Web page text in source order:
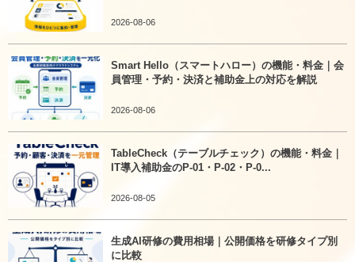
2026-08-06
Smart Hello（スマートハロー）の機能・料金｜会
員管理・予約・決済と補助金上の対応を解説
2026-08-06
TableCheck（テーブルチェック）の機能・料金｜
IT導入補助金のP-01・P-02・P-0...
2026-08-05
生成AI研修の費用相場｜公開価格を研修タイプ別
に比較